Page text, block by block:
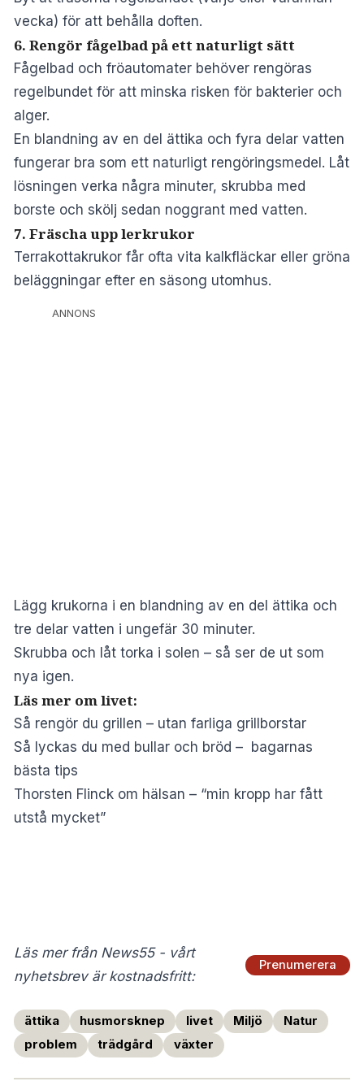
vecka) för att behålla doften.
6. Rengör fågelbad på ett naturligt sätt
Fågelbad och fröautomater behöver rengöras
regelbundet för att minska risken för bakterier och
alger.
En blandning av en del ättika och fyra delar vatten
fungerar bra som ett naturligt rengöringsmedel. Låt
lösningen verka några minuter, skrubba med
borste och skölj sedan noggrant med vatten.
7. Fräscha upp lerkrukor
Terrakottakrukor får ofta vita kalkfläckar eller gröna
beläggningar efter en säsong utomhus.
ANNONS
Lägg krukorna i en blandning av en del ättika och
tre delar vatten i ungefär 30 minuter.
Skrubba och låt torka i solen – så ser de ut som
nya igen.
Läs mer om livet:
Så rengör du grillen – utan farliga grillborstar
Så lyckas du med bullar och bröd – bagarnas
bästa tips
Thorsten Flinck om hälsan – “min kropp har fått
utstå mycket”
Läs mer från News55 - vårt
nyhetsbrev är kostnadsfritt:
Prenumerera
ättika husmorsknep livet Miljö
Natur
problem
trädgård växter